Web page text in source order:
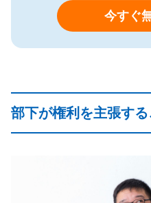
今すぐ
部下が権利を主張す